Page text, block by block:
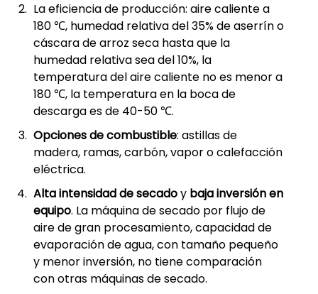
La eficiencia de producción: aire caliente a
180 ℃, humedad relativa del 35% de aserrín o
cáscara de arroz seca hasta que la
humedad relativa sea del 10%, la
temperatura del aire caliente no es menor a
180 ℃, la temperatura en la boca de
descarga es de 40-50 ℃.
Opciones de combustible: astillas de
madera, ramas, carbón, vapor o calefacción
eléctrica.
Alta intensidad de secadoy baja inversión en
equipo. La máquina de secado por flujo de
aire de gran procesamiento, capacidad de
evaporación de agua, con tamaño pequeño
y menor inversión, no tiene comparación
con otras máquinas de secado.